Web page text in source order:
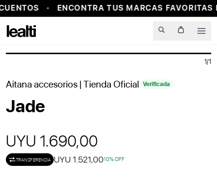
ENCONTRA TUS MARCAS FAVORITAS
PROBADOR VIRTUAL
1/1
Aitana accesorios | Tienda Oficial Verificada
Jade
UYU 1.690,00
TRANSFERENCIA UYU 1.521,0010% OFF